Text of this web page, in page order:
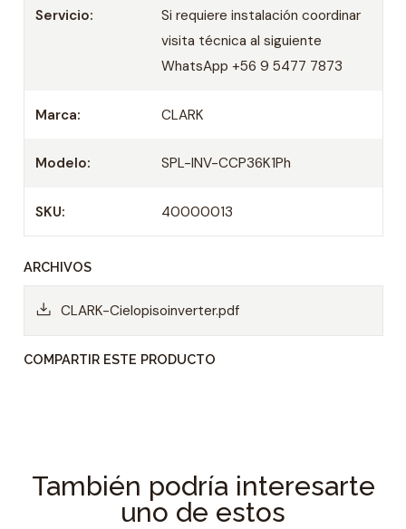
Refrigerante ecológico
Inicio automático: En el caso de que la
fuente de alimentación se corte
configuración previamente seleccionada
microprocesador que asegura condiciones
control remoto
Servicio:
Si requiere instalación coordinar
visita técnica al siguiente
WhatsApp +56 9 5477 7873
Marca: CLARK
Modelo: SPL-INV-CCP36K1Ph
SKU: 40000013
ARCHIVOS
CLARK-Cielopisoinverter.pdf
COMPARTIR ESTE PRODUCTO
También podría interesarte
uno de estos